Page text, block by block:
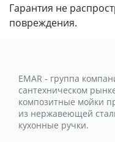
Гарантия не
повреждения.
EMAR - группа
сантехническом
композитные мойки
из нержавеющей
кухонные ручки.